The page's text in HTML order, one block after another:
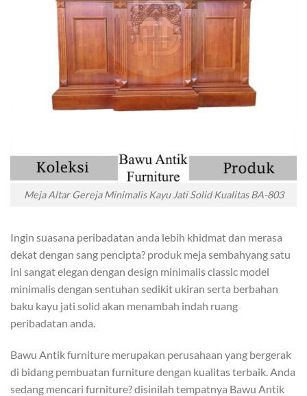
Meja Altar Gereja Minimalis Kayu Jati Solid Kualitas BA-803
Ingin suasana peribadatan anda lebih khidmat dan merasa
dekat dengan sang pencipta? produk meja sembahyang satu
ini sangat elegan dengan design minimalis classic model
minimalis dengan sentuhan sedikit ukiran serta berbahan
baku kayu jati solid akan menambah indah ruang
peribadatan anda.
Bawu Antik furniture merupakan perusahaan yang bergerak
di bidang pembuatan furniture dengan kualitas terbaik. Anda
sedang mencari furniture? disinilah tempatnya Bawu Antik